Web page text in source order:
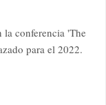
la conferencia 'The
para el 2022.